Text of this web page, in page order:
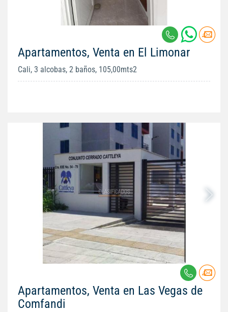
Apartamentos, Venta en El Limonar
Cali, 3 alcobas, 2 baños, 105,00mts2
Apartamentos, Venta en Las Vegas de
Comfandi